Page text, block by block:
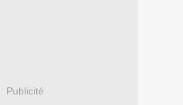
Publicité